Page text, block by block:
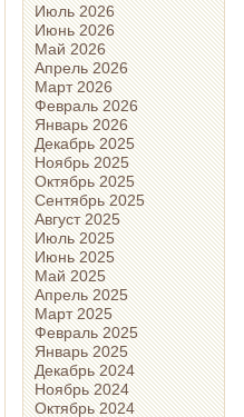
Июль 2026
Июнь 2026
Май 2026
Апрель 2026
Март 2026
Февраль 2026
Январь 2026
Декабрь 2025
Ноябрь 2025
Октябрь 2025
Сентябрь 2025
Август 2025
Июль 2025
Июнь 2025
Май 2025
Апрель 2025
Март 2025
Февраль 2025
Январь 2025
Декабрь 2024
Ноябрь 2024
Октябрь 2024